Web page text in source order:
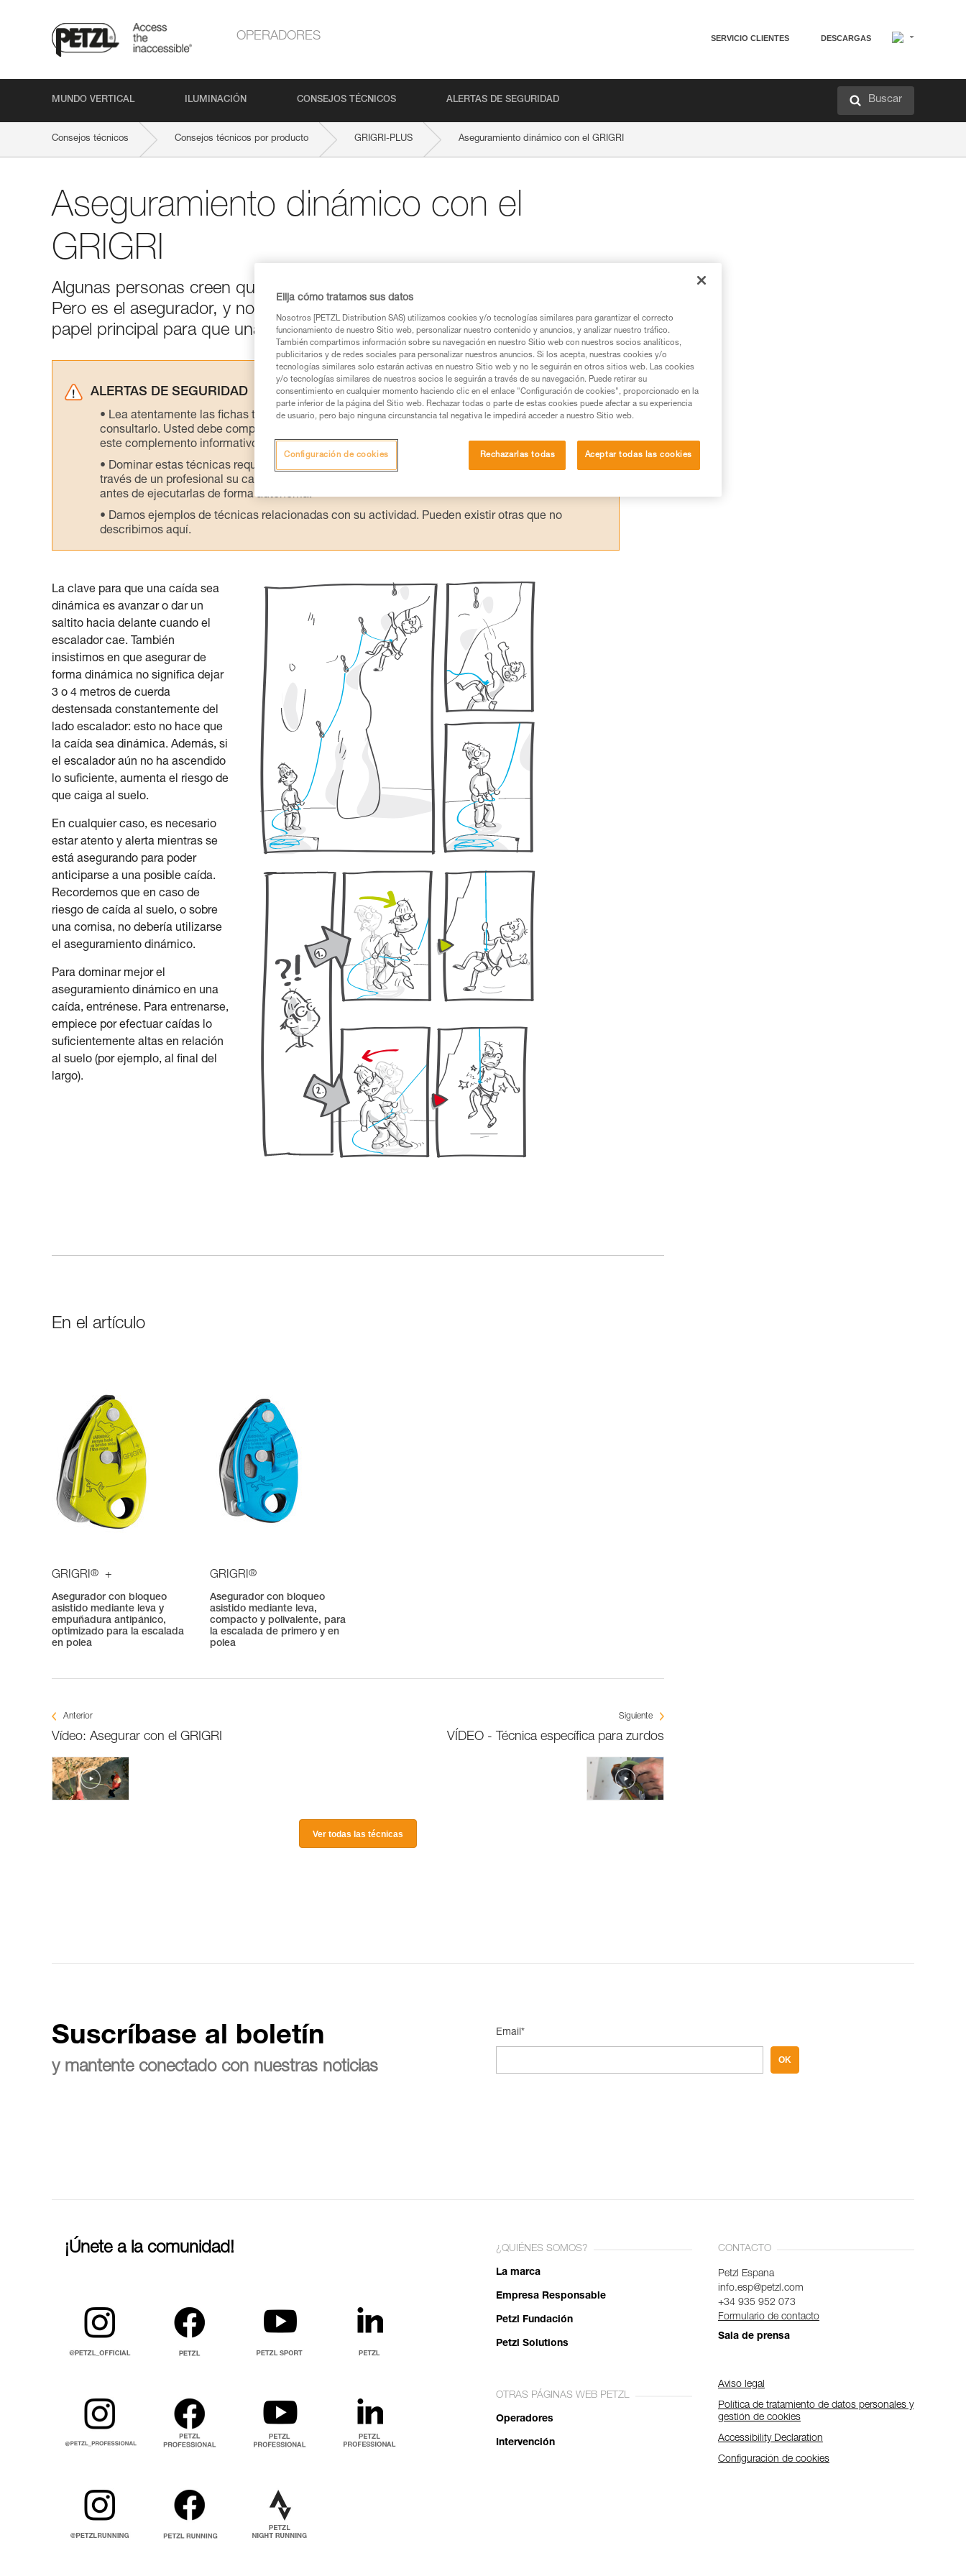
OPERADORES SERVICIO CLIENTES DESCARGAS
MUNDO VERTICAL ILUMINACIÓN CONSEJOS TÉCNICOS ALERTAS DE SEGURIDAD Buscar
Consejos técnicos Consejos técnicos por producto GRIGRI-PLUS Aseguramiento dinámico con el GRIGRI
Aseguramiento dinámico con el
GRIGRI
Algunas personas creen que es difícil asegurar de forma dinámica con un GRIGRI.
Pero es el asegurador, y no el aparato de aseguramiento, el que desempeña el
papel principal para que una caída sea dinámica.
ALERTAS DE SEGURIDAD
Lea atentamente las fichas técnicas de los productos utilizados en este consejo antes de
consultarlo. Usted debe comprender la información de la ficha técnica para poder comprender
este complemento informativo.
Dominar estas técnicas requiere una formación y un entrenamiento específico. Confirme a
través de un profesional su capacidad para ejecutar estas técnicas, solo y con total seguridad,
antes de ejecutarlas de forma autónoma.
Damos ejemplos de técnicas relacionadas con su actividad. Pueden existir otras que no
describimos aquí.
La clave para que una caída sea
dinámica es avanzar o dar un
saltito hacia delante cuando el
escalador cae. También
insistimos en que asegurar de
forma dinámica no significa dejar
3 o 4 metros de cuerda
destensada constantemente del
lado escalador: esto no hace que
la caída sea dinámica. Además, si
el escalador aún no ha ascendido
lo suficiente, aumenta el riesgo de
que caiga al suelo.
En cualquier caso, es necesario
estar atento y alerta mientras se
está asegurando para poder
anticiparse a una posible caída.
Recordemos que en caso de
riesgo de caída al suelo, o sobre
una cornisa, no debería utilizarse
el aseguramiento dinámico.
Para dominar mejor el
aseguramiento dinámico en una
caída, entrénese. Para entrenarse,
empiece por efectuar caídas lo
suficientemente altas en relación
al suelo (por ejemplo, al final del
largo).
En el artículo
GRIGRI® +
Asegurador con bloqueo
asistido mediante leva y
empuñadura antipánico,
optimizado para la escalada
en polea
GRIGRI®
Asegurador con bloqueo
asistido mediante leva,
compacto y polivalente, para
la escalada de primero y en
polea
Anterior
Vídeo: Asegurar con el GRIGRI
Siguiente
VÍDEO - Técnica específica para zurdos
Ver todas las técnicas
Suscríbase al boletín
y mantente conectado con nuestras noticias
Email*
OK
¡Únete a la comunidad! ¿QUIÉNES SOMOS?
La marca
Empresa Responsable
Petzl Fundación
Petzl Solutions
OTRAS PÁGINAS WEB PETZL
Operadores
Intervención
CONTACTO
Petzl Espana
info.esp@petzl.com
+34 935 952 073
Formulario de contacto
Sala de prensa
Aviso legal
Política de tratamiento de datos personales y
gestión de cookies
Accessibility Declaration
Configuración de cookies
Elija cómo tratamos sus datos
Nosotros [PETZL Distribution SAS) utilizamos cookies y/o tecnologías similares para garantizar el correcto
funcionamiento de nuestro Sitio web, personalizar nuestro contenido y anuncios, y analizar nuestro tráfico.
También compartimos información sobre su navegación en nuestro Sitio web con nuestros socios analíticos,
publicitarios y de redes sociales para personalizar nuestros anuncios. Si los acepta, nuestras cookies y/o
tecnologías similares solo estarán activas en nuestro Sitio web y no le seguirán en otros sitios web. Las cookies
y/o tecnologías similares de nuestros socios le seguirán a través de su navegación. Puede retirar su
consentimiento en cualquier momento haciendo clic en el enlace "Configuración de cookies", proporcionado en la
parte inferior de la página del Sitio web. Rechazar todas o parte de estas cookies puede afectar a su experiencia
de usuario, pero bajo ninguna circunstancia tal negativa le impedirá acceder a nuestro Sitio web.
Rechazarlas todas Aceptar todas las cookies
Configuración de cookies